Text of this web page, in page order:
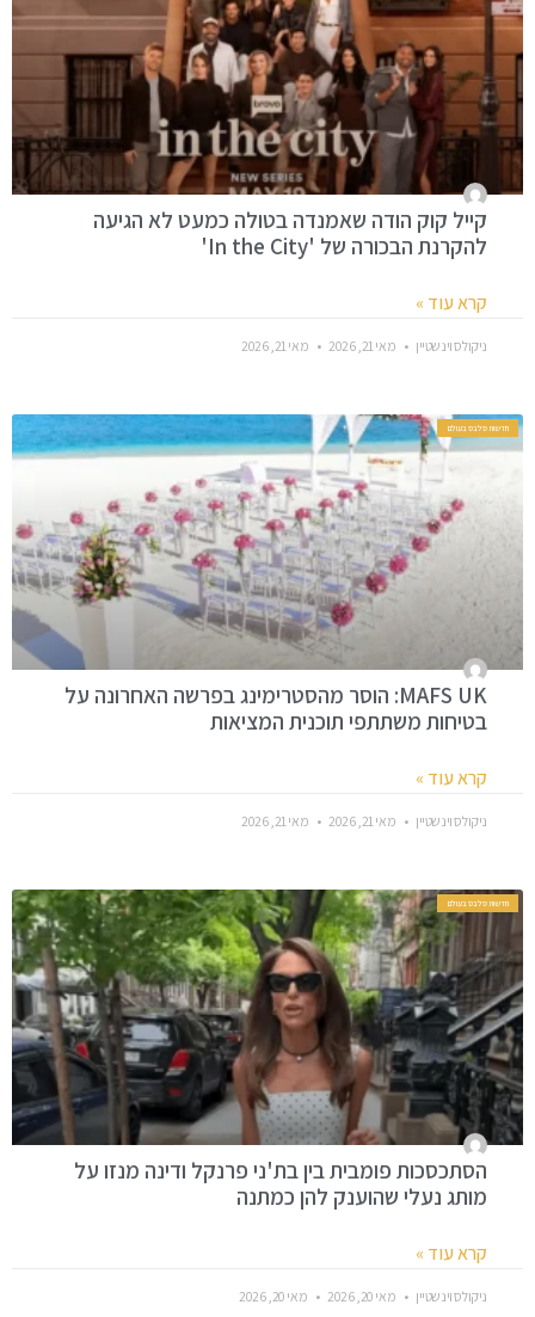
קייל קוק הודה שאמנדה בטולה כמעט לא הגיעה
להקרנת הבכורה של 'In the City'
קרא עוד »
ניקולס וינשטיין מאי 21, 2026 מאי 21, 2026
חדשות סלבס בעולם
MAFS UK: הוסר מהסטרימינג בפרשה האחרונה על
בטיחות משתתפי תוכנית המציאות
קרא עוד »
ניקולס וינשטיין מאי 21, 2026 מאי 21, 2026
חדשות סלבס בעולם
הסתכסכות פומבית בין בת'ני פרנקל ודינה מנזו על
מותג נעלי שהוענק להן כמתנה
קרא עוד »
ניקולס וינשטיין מאי 20, 2026 מאי 20, 2026